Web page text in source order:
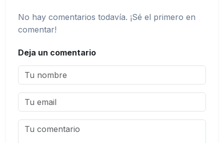
No hay comentarios todavía. ¡Sé el primero en
comentar!
Deja un comentario